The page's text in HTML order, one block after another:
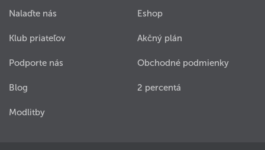
Nalaďte nás
Klub priateľov
Podporte nás
Blog
Modlitby
Eshop
Akčný plán
Obchodné podmienky
2 percentá